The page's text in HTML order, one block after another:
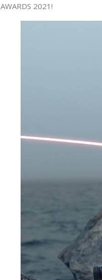
AWARDS 2021!